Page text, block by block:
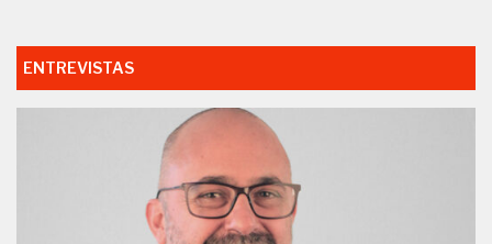
ENTREVISTAS